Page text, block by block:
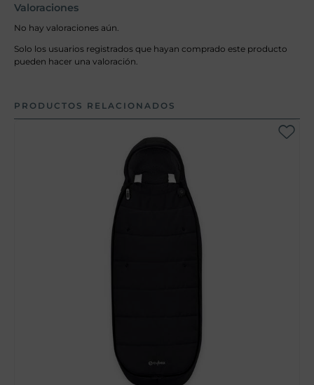
Valoraciones
No hay valoraciones aún.
Solo los usuarios registrados que hayan comprado este producto
pueden hacer una valoración.
PRODUCTOS RELACIONADOS